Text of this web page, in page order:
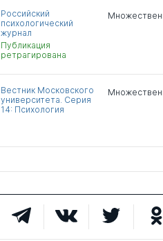
Российский
психологический
журнал
Публикация
ретрагирована
Вестник Московского
университета. Серия
14: Психология